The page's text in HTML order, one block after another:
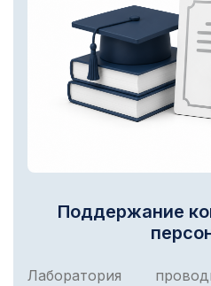
Поддержание
Лаборатория